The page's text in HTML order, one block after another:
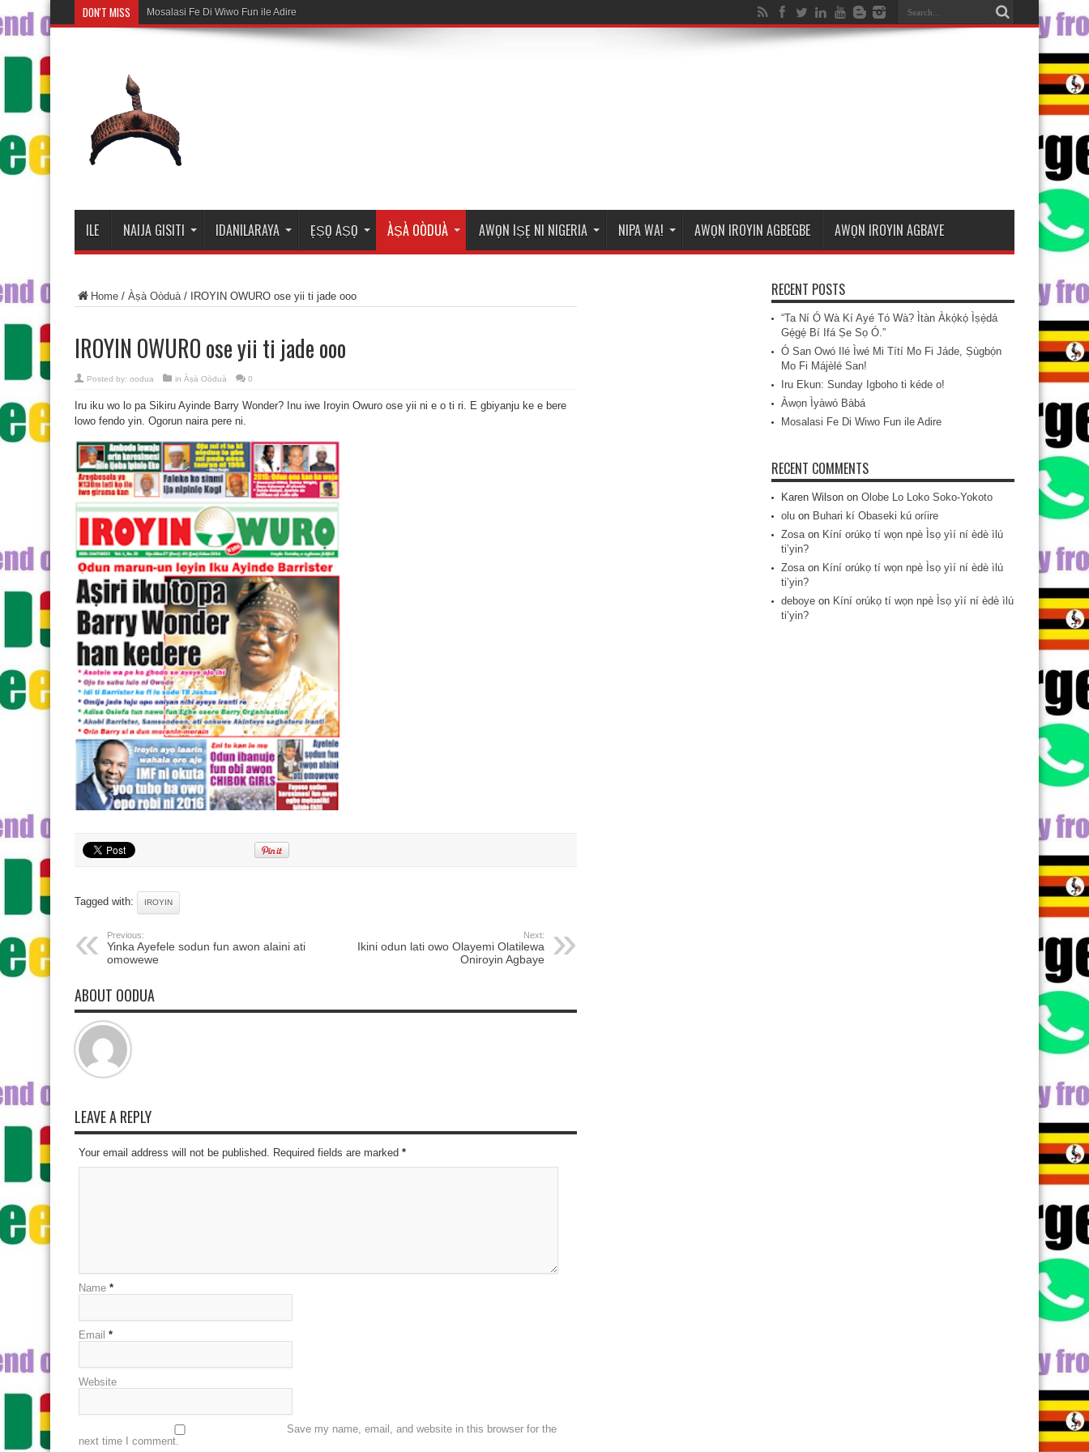
DON'T MISS Mosalasi Fe Di Wiwo Fun ile Adire
ILE NAIJA GISITI IDANILARAYA ẸṢỌ AṢỌ ÀṢÀ OÒDUÀ AWỌN IṢẸ NI NIGERIA NIPA WA! AWỌN IROYIN AGBEGBE AWỌN IROYIN AGBAYE
Home / Àṣà Oòduà/ IROYIN OWURO ose yii ti jade ooo
IROYIN OWURO ose yii ti jade ooo
Posted by: oodua in Àṣà Oòduà 0
Iru iku wo lo pa Sikiru Ayinde Barry Wonder? Inu iwe Iroyin Owuro ose yii ni e o ti ri. E gbiyanju ke e bere
lowo fendo yin. Ogorun naira pere ni.
Tagged with: IROYIN
Previous:
Yinka Ayefele sodun fun awon alaini ati
omowewe
Next:
Ikini odun lati owo Olayemi Olatilewa
Oniroyin Agbaye
ABOUT OODUA
LEAVE A REPLY
Your email address will not be published. Required fields are marked *
Name *
Email *
Website
Save my name, email, and website in this browser for the
next time I comment.
RECENT POSTS
“Ta Ní Ó Wà Kí Ayé Tó Wà? Ìtàn Àkọ́kọ́ Ìṣẹ̀dá
Gẹ́gẹ́ Bí Ifá Ṣe Sọ Ó.”
Ó San Owó Ilé Ìwé Mi Títí Mo Fi Jáde, Ṣùgbọ́n
Mo Fi Májèlé San!
Iru Ekun: Sunday Igboho ti kéde o!
Àwọn Ìyàwó Bàbá
Mosalasi Fe Di Wiwo Fun ile Adire
RECENT COMMENTS
Karen Wilson on Olobe Lo Loko Soko-Yokoto
olu on Buhari kí Obaseki kú oríire
Zosaon Kíní orúkọ tí wọn npè Ìsọ yìí ní èdè ìlú
ti’yin?
Zosaon Kíní orúkọ tí wọn npè Ìsọ yìí ní èdè ìlú
ti’yin?
deboye on Kíní orúkọ tí wọn npè Ìsọ yìí ní èdè ìlú
ti’yin?